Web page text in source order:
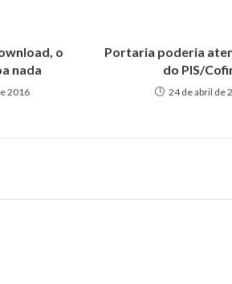
o
nada
2016
Portaria poderia
do PIS/
24 de abril de